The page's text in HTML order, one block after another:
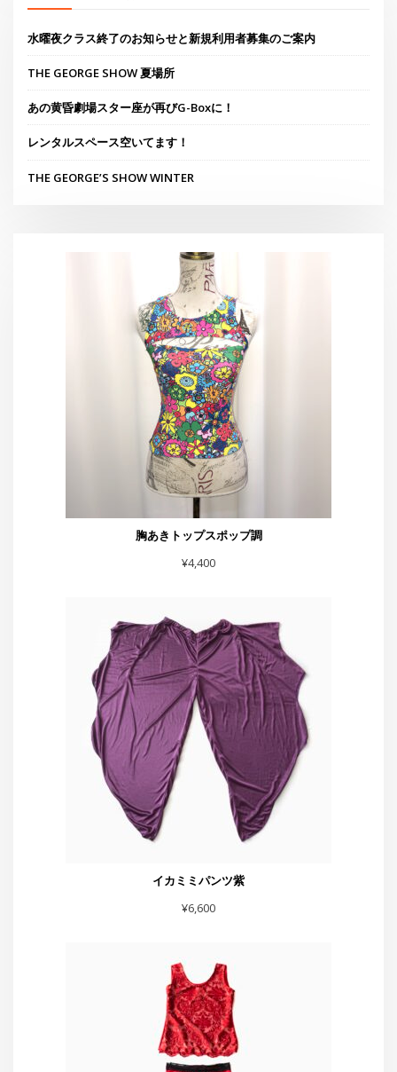
胸あきトップスポップ調
¥4,400
イカミミパンツ紫
¥6,600
赤フレアーハート付きスカート
¥5,500